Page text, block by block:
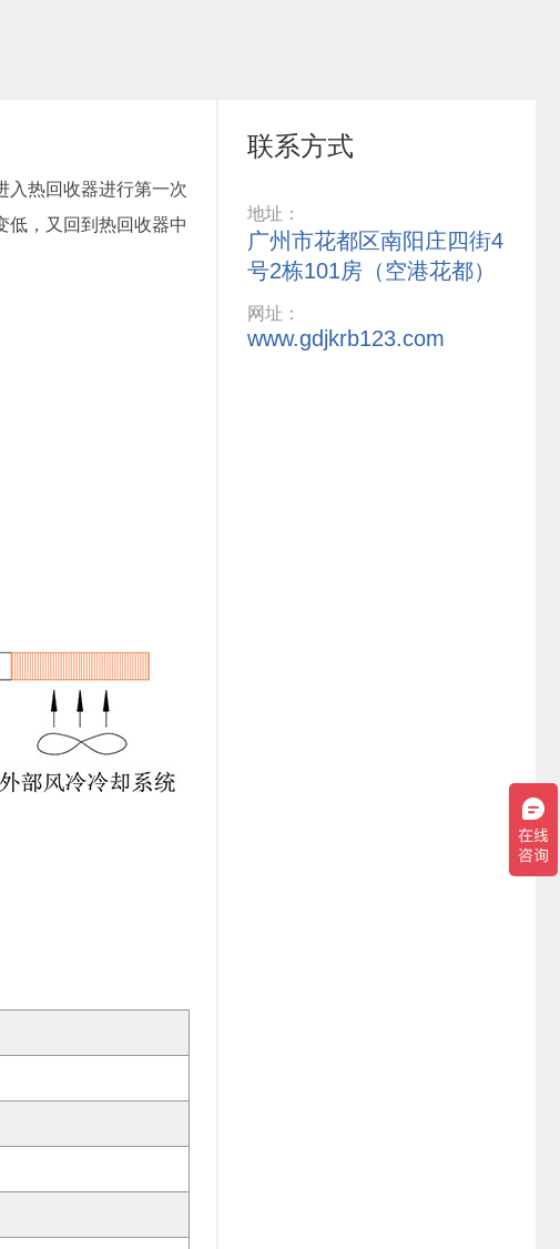
入热回收器进行第一次
低，又回到热回收器中
联系方式
地址：
广州市花都区南阳庄四街4
号2栋101房（空港花都）
网址：
www.gdjkrb123.com